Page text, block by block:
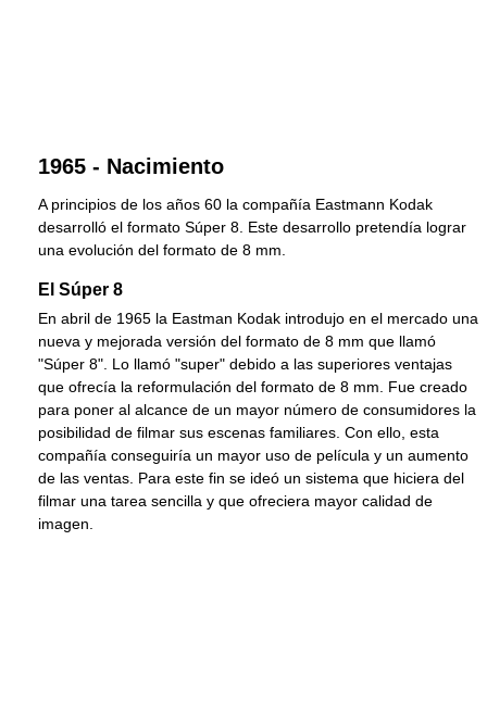
1965 - Nacimiento
A principios de los años 60 la compañía Eastmann Kodak
desarrolló el formato Súper 8. Este desarrollo pretendía lograr
una evolución del formato de 8 mm.
El Súper 8
En abril de 1965 la Eastman Kodak introdujo en el mercado una
nueva y mejorada versión del formato de 8 mm que llamó
"Súper 8". Lo llamó "super" debido a las superiores ventajas
que ofrecía la reformulación del formato de 8 mm. Fue creado
para poner al alcance de un mayor número de consumidores la
posibilidad de filmar sus escenas familiares. Con ello, esta
compañía conseguiría un mayor uso de película y un aumento
de las ventas. Para este fin se ideó un sistema que hiciera del
filmar una tarea sencilla y que ofreciera mayor calidad de
imagen.